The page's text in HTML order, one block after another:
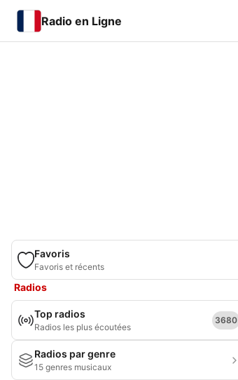
Radio en Ligne
Favoris
Favoris et récents
Radios
Top radios
Radios les plus écoutées
3680
Radios par genre
15 genres musicaux